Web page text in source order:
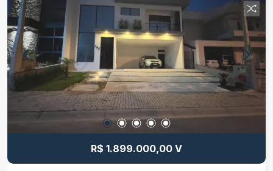
visita hoje mesmo para conhecer o decorado e
venha conhecer o seu próximo endereço!
FRANÇA IMOBILIÁRIA, A GENTE FACILITA, VOCÊ
REALIZA!
R$ 1.899.000,00 V